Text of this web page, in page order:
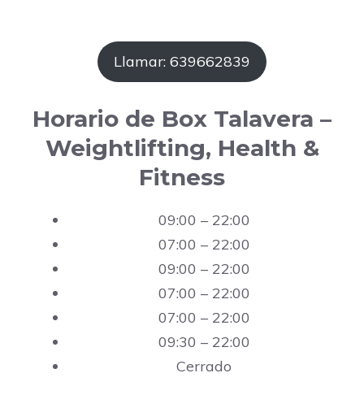
Llamar: 639662839
Horario de Box Talavera –
Weightlifting, Health &
Fitness
09:00 – 22:00
07:00 – 22:00
09:00 – 22:00
07:00 – 22:00
07:00 – 22:00
09:30 – 22:00
Cerrado